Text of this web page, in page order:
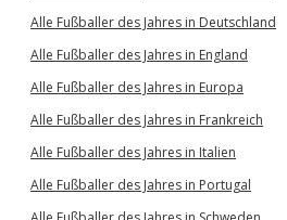
Alle Fußballer des Jahres in Deutschland
Alle Fußballer des Jahres in England
Alle Fußballer des Jahres in Europa
Alle Fußballer des Jahres in Frankreich
Alle Fußballer des Jahres in Italien
Alle Fußballer des Jahres in Portugal